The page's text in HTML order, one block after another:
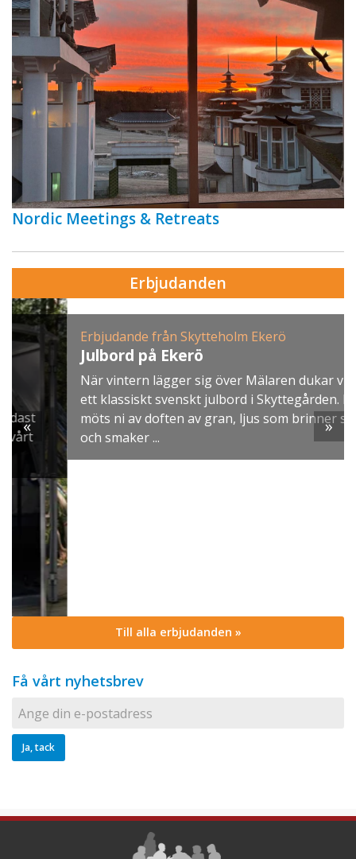
Nordic Meetings & Retreats
Erbjudanden
Erbjudande från Skytteholm Ekerö
Julbord på Ekerö
När vintern lägger sig över Mälaren dukar vi upp
ett klassiskt svenskt julbord i Skyttegården. Här
möts ni av doften av gran, ljus som brinner stilla
och smaker ...
« »
Till alla erbjudanden »
Få vårt nyhetsbrev